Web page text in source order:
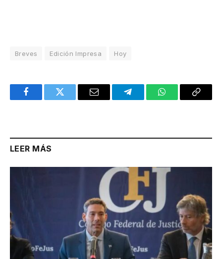
Breves Edición Impresa Hoy
FacebookTwitter Email TelegramWhatsAppCopy
LEER MÁS